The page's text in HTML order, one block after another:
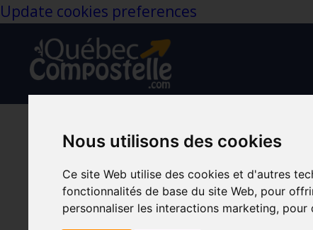
Nous utilisons des cookies
Ce site Web utilise des cookies et d'autres
fonctionnalités de base du site Web, pour
personnaliser les interactions marketing, pour
Update cookies preferences
Quand vas-tu
Détermination Estime De Soi